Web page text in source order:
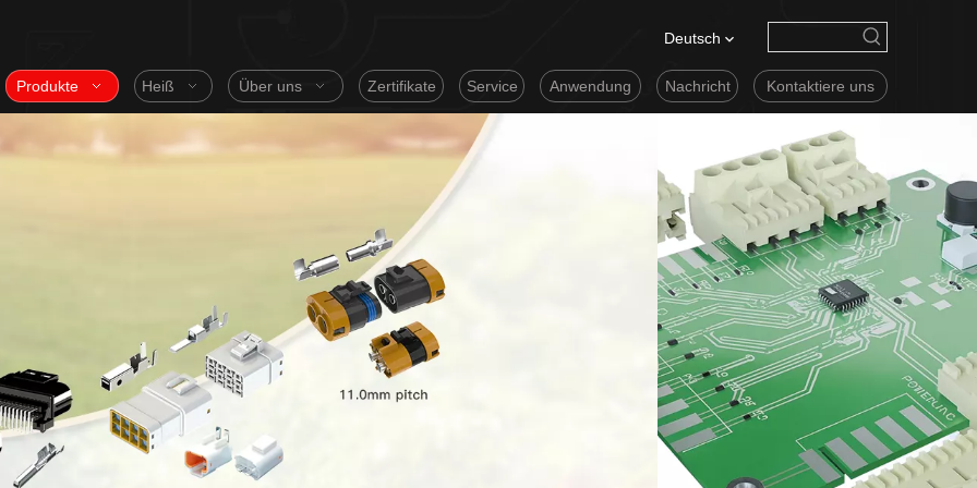
Deutsch
Produkte Heiß Über uns Zertifikate Service Anwendung Nachricht Kontaktiere uns